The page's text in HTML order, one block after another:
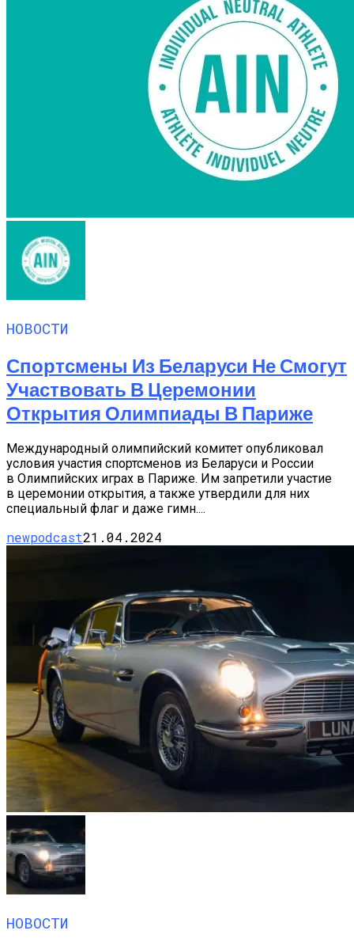
НОВОСТИ
Спортсмены Из Беларуси Не Смогут
Участвовать В Церемонии
Открытия Олимпиады В Париже
Международный олимпийский комитет опубликовал
условия участия спортсменов из Беларуси и России
в Олимпийских играх в Париже. Им запретили участие
в церемонии открытия, а также утвердили для них
специальный флаг и даже гимн....
newpodcast21.04.2024
НОВОСТИ